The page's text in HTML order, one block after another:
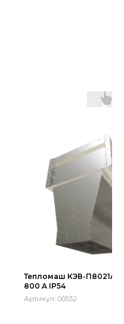
Тепломаш КЭВ-П8021A
800 A IP54
Артикул: 00532